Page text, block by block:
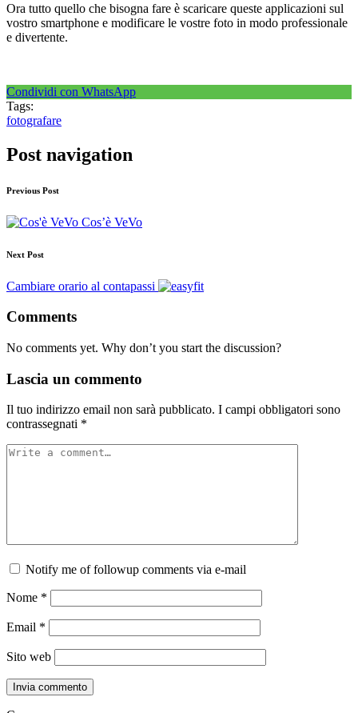
Ora tutto quello che bisogna fare è scaricare queste applicazioni sul
vostro smartphone e modificare le vostre foto in modo professionale
e divertente.
Condividi con WhatsApp
Tags:
fotografare
Post navigation
Previous Post
Cos’è VeVo
Next Post
Cambiare orario al contapassi
Comments
No comments yet. Why don’t you start the discussion?
Lascia un commento
Il tuo indirizzo email non sarà pubblicato. I campi obbligatori sono
contrassegnati *
Notify me of followup comments via e-mail
Nome *
Email *
Sito web